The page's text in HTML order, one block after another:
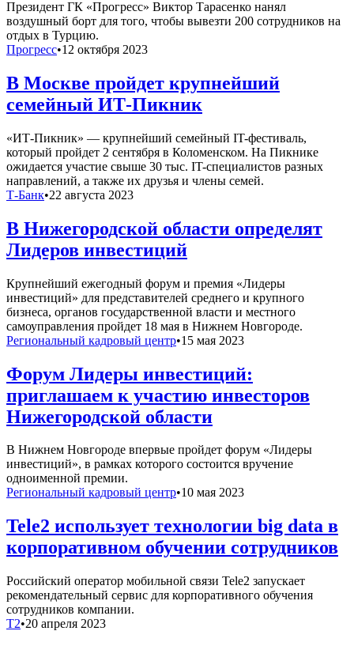
Президент ГК «Прогресс» Виктор Тарасенко нанял
воздушный борт для того, чтобы вывезти 200 сотрудников на
отдых в Турцию.
Прогресс•12 октября 2023
В Москве пройдет крупнейший
семейный ИТ-Пикник
«ИТ-Пикник» — крупнейший семейный IT-фестиваль,
который пройдет 2 сентября в Коломенском. На Пикнике
ожидается участие свыше 30 тыс. IT-специалистов разных
направлений, а также их друзья и члены семей.
Т-Банк•22 августа 2023
В Нижегородской области определят
Лидеров инвестиций
Крупнейший ежегодный форум и премия «Лидеры
инвестиций» для представителей среднего и крупного
бизнеса, органов государственной власти и местного
самоуправления пройдет 18 мая в Нижнем Новгороде.
Региональный кадровый центр•15 мая 2023
Форум Лидеры инвестиций:
приглашаем к участию инвесторов
Нижегородской области
В Нижнем Новгороде впервые пройдет форум «Лидеры
инвестиций», в рамках которого состоится вручение
одноименной премии.
Региональный кадровый центр•10 мая 2023
Tele2 использует технологии big data в
корпоративном обучении сотрудников
Российский оператор мобильной связи Tele2 запускает
рекомендательный сервис для корпоративного обучения
сотрудников компании.
T2•20 апреля 2023